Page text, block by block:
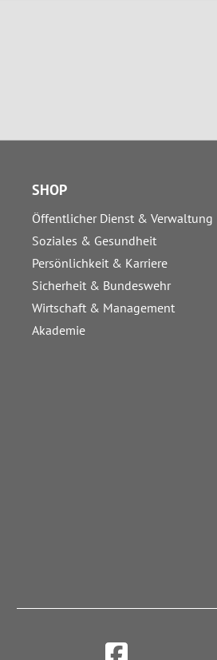
SHOP
Öffentlicher Dienst & Verwaltung
Soziales & Gesundheit
Persönlichkeit & Karriere
Sicherheit & Bundeswehr
Wirtschaft & Management
Akademie